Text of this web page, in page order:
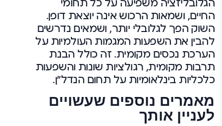
הגלובליזציה משפיעה על כל תחומי
החיים, ושמאות הרכוש אינה יוצאת דופן.
השוק הפך לגלובלי יותר, ושמאים נדרשים
להבין את השפעות המגמות העולמיות על
הערכת נכסים מקומית. זה כולל הבנת
תרבות מקומית, רגולציות שונות והשפעות
כלכליות בינלאומיות על תחום הנדל"ן.
מאמרים נוספים שעשויים
לעניין אותך